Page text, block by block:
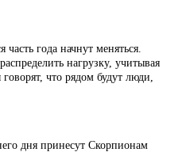
года начнут меняться.
нагрузку, учитывая
что рядом будут люди,
дня принесут Скорпионам